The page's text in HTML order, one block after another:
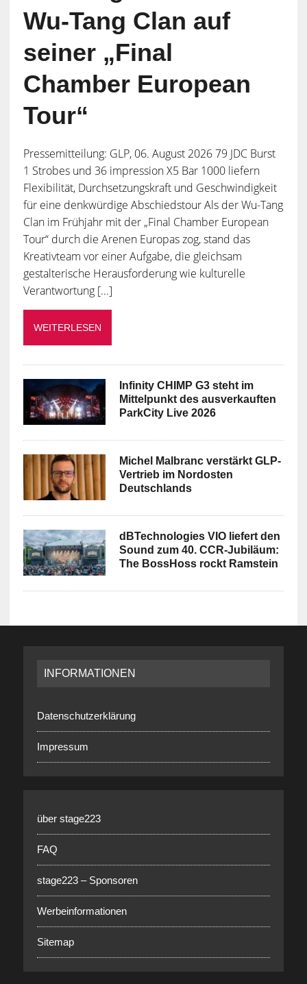
Wu-Tang Clan auf
seiner „Final
Chamber European
Tour“
Pressemitteilung: GLP, 06. August 2026 79 JDC Burst
1 Strobes und 36 impression X5 Bar 1000 liefern
Flexibilität, Durchsetzungskraft und Geschwindigkeit
für eine denkwürdige Abschiedstour Als der Wu-Tang
Clan im Frühjahr mit der „Final Chamber European
Tour“ durch die Arenen Europas zog, stand das
Kreativteam vor einer Aufgabe, die gleichsam
gestalterische Herausforderung wie kulturelle
Verantwortung [...]
WEITERLESEN
Infinity CHIMP G3 steht im
Mittelpunkt des ausverkauften
ParkCity Live 2026
Michel Malbranc verstärkt GLP-
Vertrieb im Nordosten
Deutschlands
dBTechnologies VIO liefert den
Sound zum 40. CCR-Jubiläum:
The BossHoss rockt Ramstein
INFORMATIONEN
Datenschutzerklärung
Impressum
über stage223
FAQ
stage223 – Sponsoren
Werbeinformationen
Sitemap